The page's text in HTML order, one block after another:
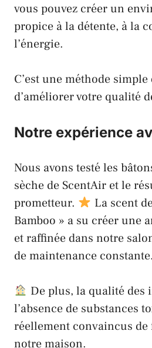
vous pouvez créer un
propice à la détente, à la
l’énergie.
C’est une méthode
d’améliorer votre qualité
Notre expérience
Nous avons testé les
sèche de ScentAir et le
prometteur.
La scent
Bamboo » a su créer une
et raffinée dans notre
de maintenance constante.
De plus, la qualité des
l’absence de substances
réellement convaincus
notre maison.